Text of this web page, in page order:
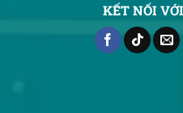
KẾT NỐI